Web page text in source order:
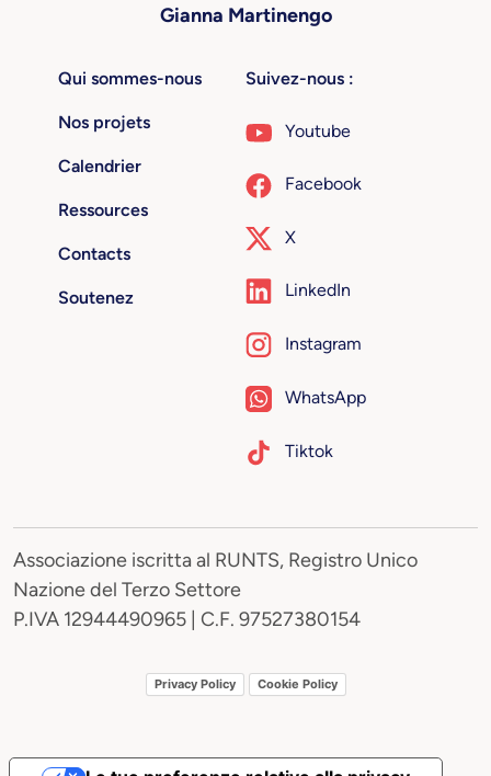
Gianna Martinengo
Qui sommes-nous
Nos projets
Calendrier
Ressources
Contacts
Soutenez
Suivez-nous :
Youtube
Facebook
X
LinkedIn
Instagram
WhatsApp
Tiktok
Associazione iscritta al RUNTS, Registro Unico
Nazione del Terzo Settore
P.IVA 12944490965 | C.F. 97527380154
Privacy Policy Cookie Policy